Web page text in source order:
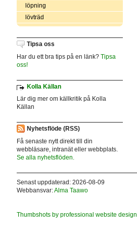
löpning
lövträd
Tipsa oss
Har du ett bra tips på en länk? Tipsa
oss!
Kolla Källan
Lär dig mer om källkritik på Kolla
Källan
Nyhetsflöde (RSS)
Få senaste nytt direkt till din
webbläsare, intranät eller webbplats.
Se alla nyhetsflöden.
Senast uppdaterad: 2026-08-09
Webbansvar:Alma Taawo
Thumbshots by professional website design